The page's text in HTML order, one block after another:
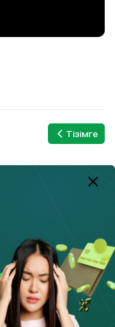
Тізімге
бастап